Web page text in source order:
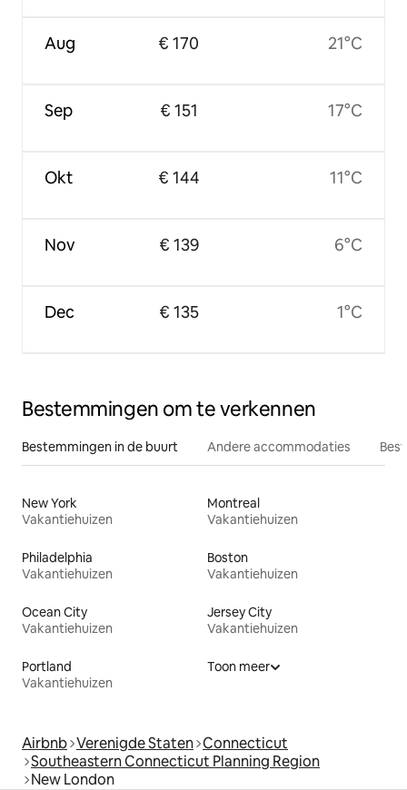
Aug
Sep
Okt
Nov
Dec
€ 170
€ 151
€ 144
€ 139
€ 135
21°C
17°C
11°C
6°C
1°C
Bestemmingen om te verkennen
Bestemmingen in de buurt Andere accommodaties
New York
Vakantiehuizen
Montreal
Vakantiehuizen
Philadelphia
Vakantiehuizen
Boston
Vakantiehuizen
Ocean City
Vakantiehuizen
Jersey City
Vakantiehuizen
Portland
Vakantiehuizen
Toon meer
Airbnb Verenigde Staten Connecticut
Southeastern Connecticut Planning Region
New London